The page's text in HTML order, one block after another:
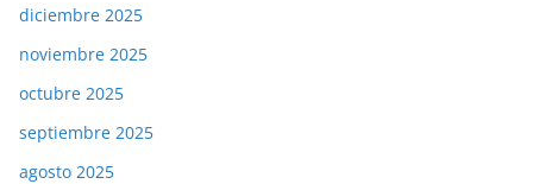
diciembre 2025
noviembre 2025
octubre 2025
septiembre 2025
agosto 2025